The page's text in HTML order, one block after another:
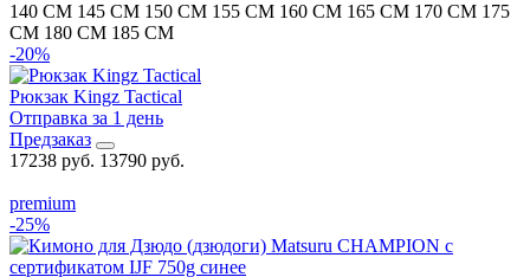
140 CM 145 CM 150 CM 155 CM 160 CM 165 CM 170 CM 175
CM 180 CM 185 CM
-20%
Рюкзак Kingz Tactical
Отправка за 1 день
Предзаказ
17238 руб. 13790 руб.
premium
-25%